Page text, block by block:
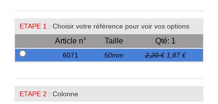
ETAPE 1 : Choisir votre référence pour voir vos options
Article n° Taille Qté: 1
6071 50mm 2,20 € 1,87 €
ETAPE 2 : Colonne